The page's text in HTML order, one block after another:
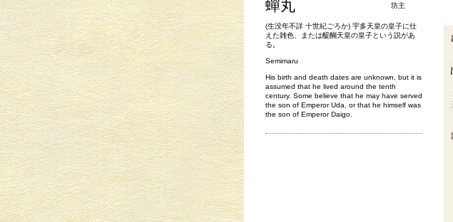
蟬丸 坊主
(生没年不詳 十世紀ごろか) 宇多天皇の皇子に仕
えた雑色、または醍醐天皇の皇子という説があ
る。
Semimaru
His birth and death dates are unknown, but it is
assumed that he lived around the tenth
century. Some believe that he may have served
the son of Emperor Uda, or that he himself was
the son of Emperor Daigo.